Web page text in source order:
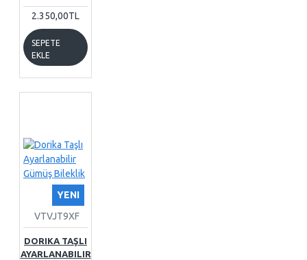
2.350,00TL
SEPETE
EKLE
YENI
VTVJT9XF
DORIKA TAŞLI
AYARLANABILIR